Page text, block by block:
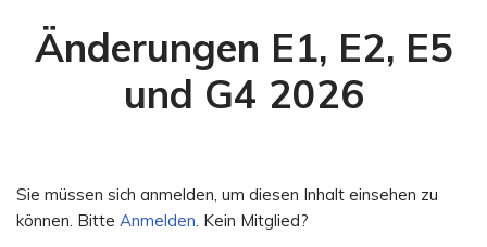
Änderungen E1, E2, E5
und G4 2026
Sie müssen sich anmelden, um diesen Inhalt einsehen zu
können. Bitte Anmelden. Kein Mitglied?